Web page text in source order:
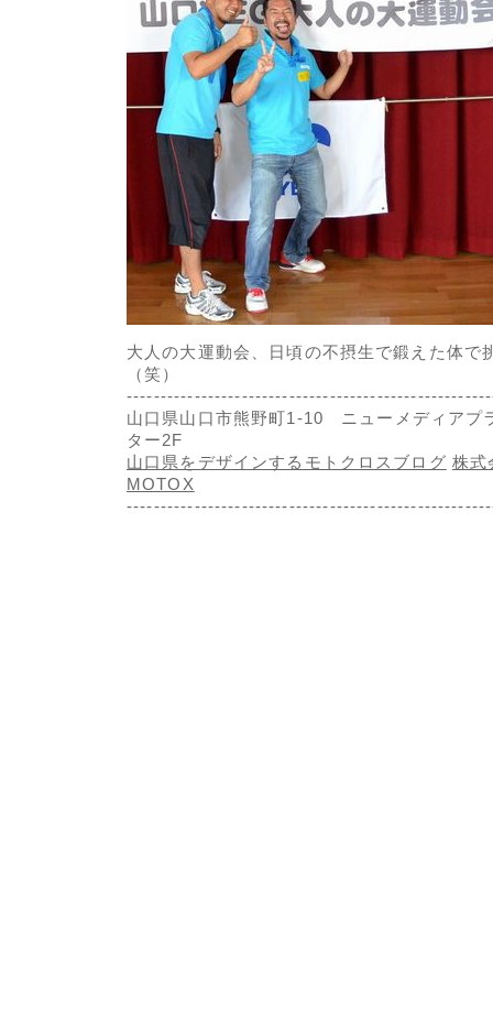
大人の大運動会、日頃の不摂生で鍛えた体で
（笑）
山口県山口市熊野町1-10 ニューメディアプ
ター2F
山口県をデザインするモトクロスブログ 株式
MOTOX